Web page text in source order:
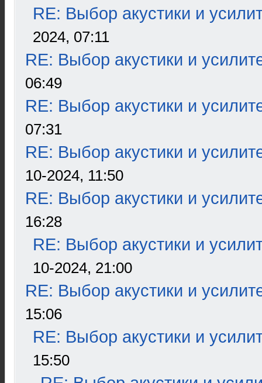
RE: Выбор акустики и
2024, 07:11
RE: Выбор акустики и
06:49
RE: Выбор акустики и
07:31
RE: Выбор акустики и
10-2024, 11:50
RE: Выбор акустики и
16:28
RE: Выбор акустики и
10-2024, 21:00
RE: Выбор акустики и
15:06
RE: Выбор акустики и
15:50